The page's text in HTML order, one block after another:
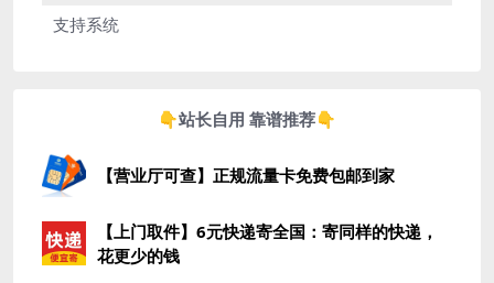
支持系统
👇站长自用 靠谱推荐👇
【营业厅可查】正规流量卡免费包邮到家
【上门取件】6元快递寄全国：寄同样的快递，
花更少的钱